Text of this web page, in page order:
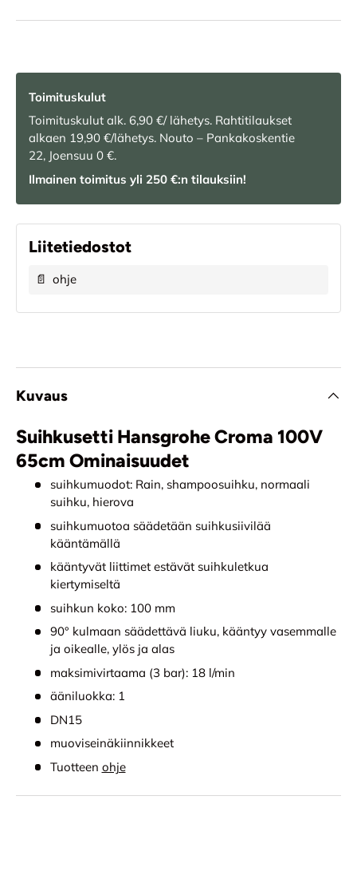
Toimituskulut
Toimituskulut alk. 6,90 €/ lähetys. Rahtitilaukset
alkaen 19,90 €/lähetys. Nouto – Pankakoskentie
22, Joensuu 0 €.
Ilmainen toimitus yli 250 €:n tilauksiin!
Liitetiedostot
📄 ohje
Kuvaus
Suihkusetti Hansgrohe Croma 100V
65cm Ominaisuudet
suihkumuodot: Rain, shampoosuihku, normaali
suihku, hierova
suihkumuotoa säädetään suihkusiivilää
kääntämällä
kääntyvät liittimet estävät suihkuletkua
kiertymiseltä
suihkun koko: 100 mm
90° kulmaan säädettävä liuku, kääntyy vasemmalle
ja oikealle, ylös ja alas
maksimivirtaama (3 bar): 18 l/min
ääniluokka: 1
DN15
muoviseinäkiinnikkeet
Tuotteen ohje